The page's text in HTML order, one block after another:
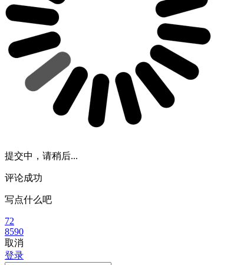
提交中，请稍后...
评论成功
写点什么吧
72
8590
取消
登录